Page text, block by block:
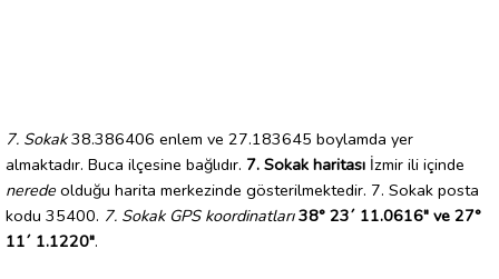
7. Sokak38.386406 enlem ve 27.183645 boylamda yer
almaktadır. Buca ilçesine bağlıdır. 7. Sokak haritası İzmir ili içinde
nerede olduğu harita merkezinde gösterilmektedir. 7. Sokak posta
kodu 35400. 7. Sokak GPS koordinatları 38° 23´ 11.0616" ve 27°
11´ 1.1220".